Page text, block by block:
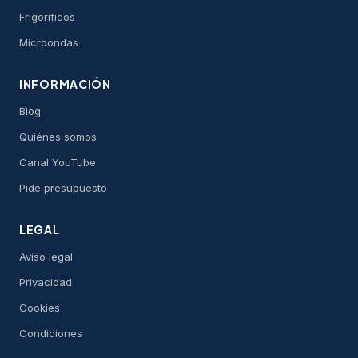
Frigoríficos
Microondas
INFORMACIÓN
Blog
Quiénes somos
Canal YouTube
Pide presupuesto
LEGAL
Aviso legal
Privacidad
Cookies
Condiciones